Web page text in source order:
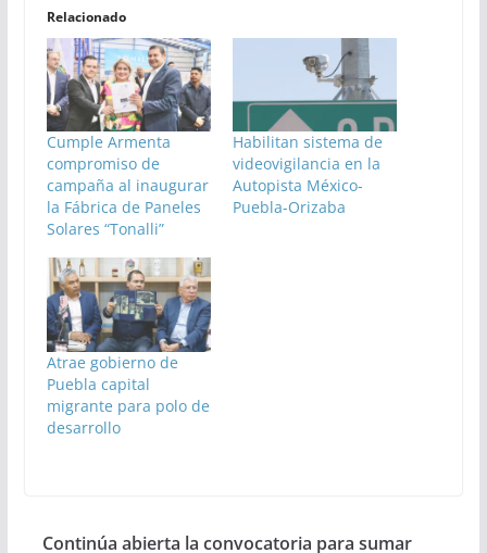
Relacionado
Cumple Armenta
compromiso de
campaña al inaugurar
la Fábrica de Paneles
Solares “Tonalli”
Habilitan sistema de
videovigilancia en la
Autopista México-
Puebla-Orizaba
Atrae gobierno de
Puebla capital
migrante para polo de
desarrollo
Continúa abierta la convocatoria para sumar